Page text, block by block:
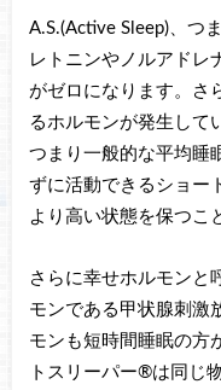
A.S.(Active Sleep)、つ
レトニンやノルアドレ
がゼロになります。さ
るホルモンが発生して
つまり一般的な平均睡
ずに活動できるショー
より高い状態を保つこ
さらに幸せホルモンと
モンである甲状腺刺激
モンも短時間睡眠の方
トスリーパー®は同じ